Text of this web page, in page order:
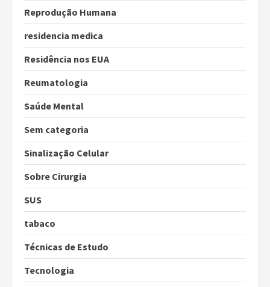
Reprodução Humana
residencia medica
Residência nos EUA
Reumatologia
Saúde Mental
Sem categoria
Sinalização Celular
Sobre Cirurgia
SUS
tabaco
Técnicas de Estudo
Tecnologia